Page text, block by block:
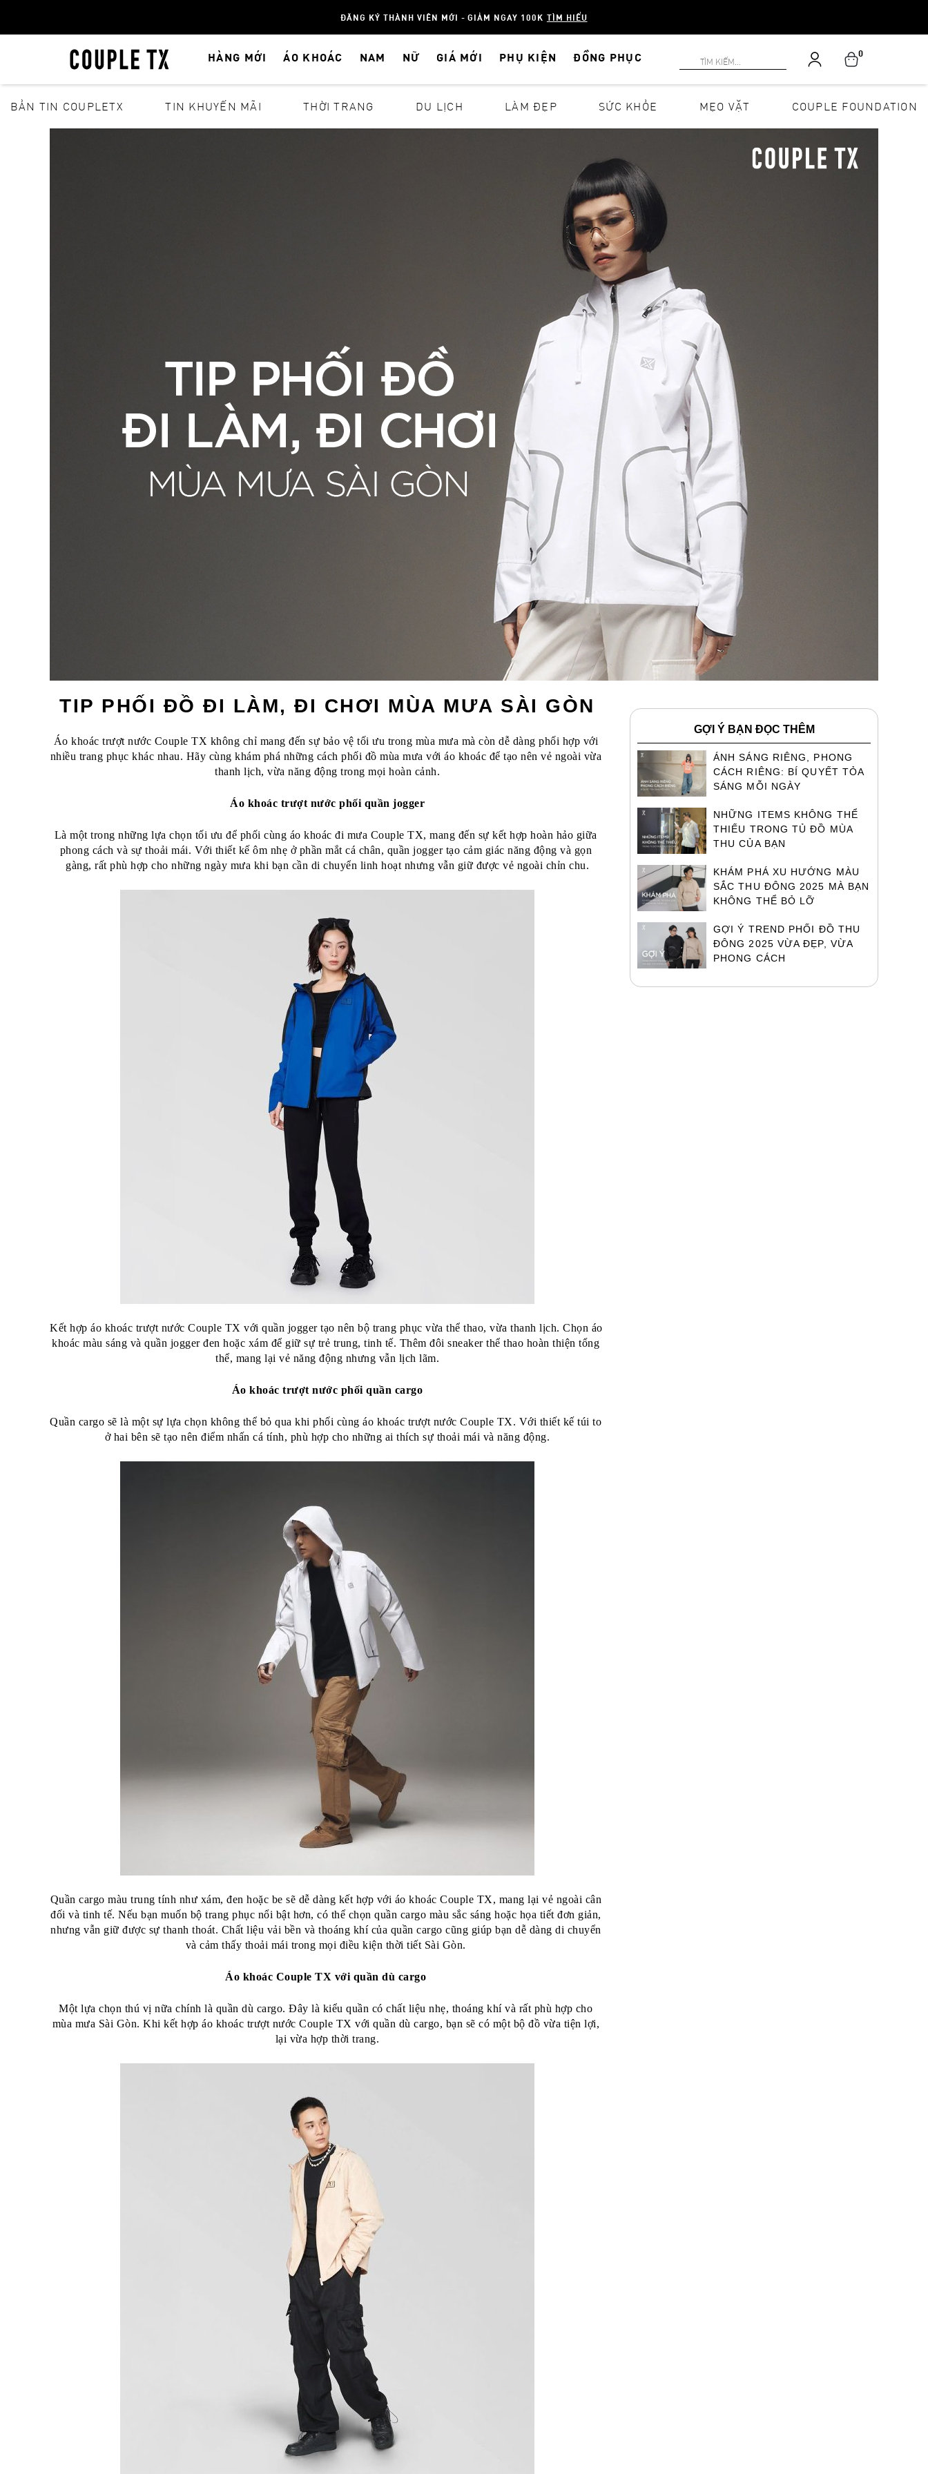
ĐĂNG KÝ THÀNH VIÊN MỚI - GIẢM NGAY 100K TÌM HIỂU
HÀNG MỚI ÁO KHOÁC NAM NỮ GIÁ MỚI PHỤ KIỆN ĐỒNG PHỤC 0
BẢN TIN COUPLETX TIN KHUYẾN MÃI THỜI TRANG DU LỊCH LÀM ĐẸP SỨC KHỎE MẸO VẶT COUPLE FOUNDATION
TIP PHỐI ĐỒ ĐI LÀM, ĐI CHƠI MÙA MƯA SÀI GÒN
Áo khoác trượt nước Couple TX không chỉ mang đến sự bảo vệ tối ưu trong mùa mưa mà còn dễ dàng phối hợp với
nhiều trang phục khác nhau. Hãy cùng khám phá những cách phối đồ mùa mưa với áo khoác để tạo nên vẻ ngoài vừa
thanh lịch, vừa năng động trong mọi hoàn cảnh.
Áo khoác trượt nước phối quần jogger
Là một trong những lựa chọn tối ưu để phối cùng áo khoác đi mưa Couple TX, mang đến sự kết hợp hoàn hảo giữa
phong cách và sự thoải mái. Với thiết kế ôm nhẹ ở phần mắt cá chân, quần jogger tạo cảm giác năng động và gọn
gàng, rất phù hợp cho những ngày mưa khi bạn cần di chuyển linh hoạt nhưng vẫn giữ được vẻ ngoài chỉn chu.
Kết hợp áo khoác trượt nước Couple TX với quần jogger tạo nên bộ trang phục vừa thể thao, vừa thanh lịch. Chọn áo
khoác màu sáng và quần jogger đen hoặc xám để giữ sự trẻ trung, tinh tế. Thêm đôi sneaker thể thao hoàn thiện tổng
thể, mang lại vẻ năng động nhưng vẫn lịch lãm.
Áo khoác trượt nước phối quần cargo
Quần cargo sẽ là một sự lựa chọn không thể bỏ qua khi phối cùng áo khoác trượt nước Couple TX. Với thiết kế túi to
ở hai bên sẽ tạo nên điểm nhấn cá tính, phù hợp cho những ai thích sự thoải mái và năng động.
Quần cargo màu trung tính như xám, đen hoặc be sẽ dễ dàng kết hợp với áo khoác Couple TX, mang lại vẻ ngoài cân
đối và tinh tế. Nếu bạn muốn bộ trang phục nổi bật hơn, có thể chọn quần cargo màu sắc sáng hoặc họa tiết đơn giản,
nhưng vẫn giữ được sự thanh thoát. Chất liệu vải bền và thoáng khí của quần cargo cũng giúp bạn dễ dàng di chuyển
và cảm thấy thoải mái trong mọi điều kiện thời tiết Sài Gòn.
Áo khoác Couple TX với quần dù cargo
Một lựa chọn thú vị nữa chính là quần dù cargo. Đây là kiểu quần có chất liệu nhẹ, thoáng khí và rất phù hợp cho
mùa mưa Sài Gòn. Khi kết hợp áo khoác trượt nước Couple TX với quần dù cargo, bạn sẽ có một bộ đồ vừa tiện lợi,
lại vừa hợp thời trang.
GỢI Ý BẠN ĐỌC THÊM
ÁNH SÁNG RIÊNG, PHONG
CÁCH RIÊNG: BÍ QUYẾT TỎA
SÁNG MỖI NGÀY
NHỮNG ITEMS KHÔNG THỂ
THIẾU TRONG TỦ ĐỒ MÙA
THU CỦA BẠN
KHÁM PHÁ XU HƯỚNG MÀU
SẮC THU ĐÔNG 2025 MÀ BẠN
KHÔNG THỂ BỎ LỠ
GỢI Ý TREND PHỐI ĐỒ THU
ĐÔNG 2025 VỪA ĐẸP, VỪA
PHONG CÁCH